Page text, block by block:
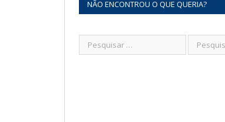
NÃO ENCONTROU O QUE QUERIA?